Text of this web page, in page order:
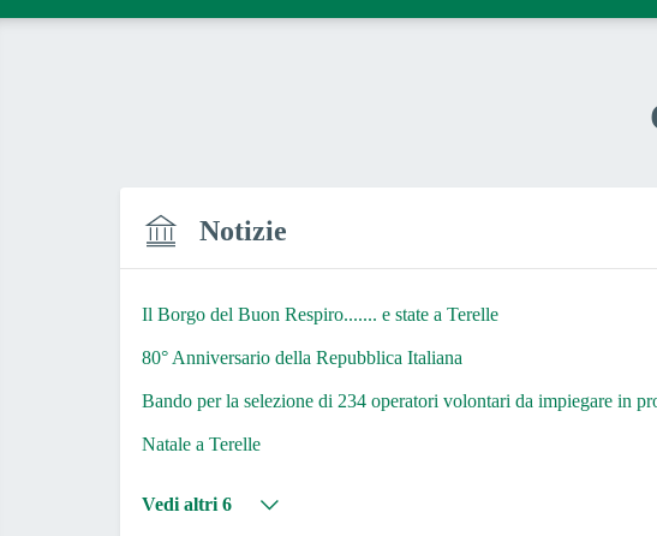
Notizie
Il Borgo del Buon Respiro....... e state a Terelle
80° Anniversario della Repubblica Italiana
Bando per la selezione di 234 operatori volontari da impiegare in
Natale a Terelle
Vedi altri 6